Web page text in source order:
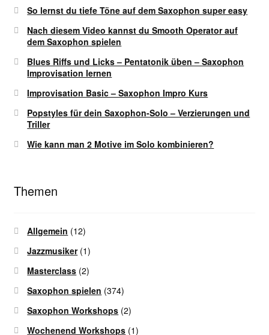
So lernst du tiefe Töne auf dem Saxophon super easy
Nach diesem Video kannst du Smooth Operator auf
dem Saxophon spielen
Blues Riffs und Licks – Pentatonik üben – Saxophon
Improvisation lernen
Improvisation Basic – Saxophon Impro Kurs
Popstyles für dein Saxophon-Solo – Verzierungen und
Triller
Wie kann man 2 Motive im Solo kombinieren?
Themen
Allgemein (12)
Jazzmusiker(1)
Masterclass (2)
Saxophon spielen (374)
Saxophon Workshops (2)
Wochenend Workshops (1)